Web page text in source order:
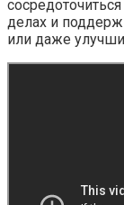
делах и
или даже